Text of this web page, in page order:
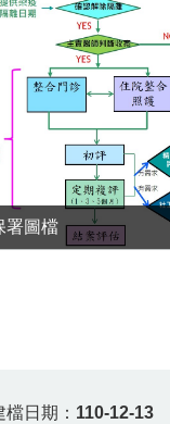
署圖檔
檔日期： 110-12-13